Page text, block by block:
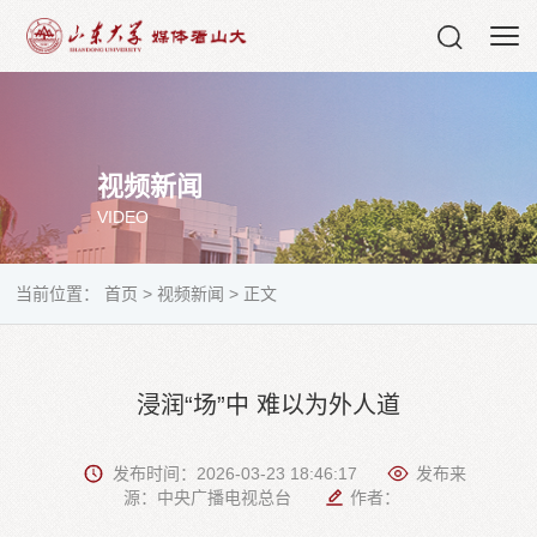
视频新闻
VIDEO
当前位置：首页 > 视频新闻 > 正文
浸润“场”中 难以为外人道
发布时间：2026-03-23 18:46:17
发布来
源：中央广播电视总台
作者：